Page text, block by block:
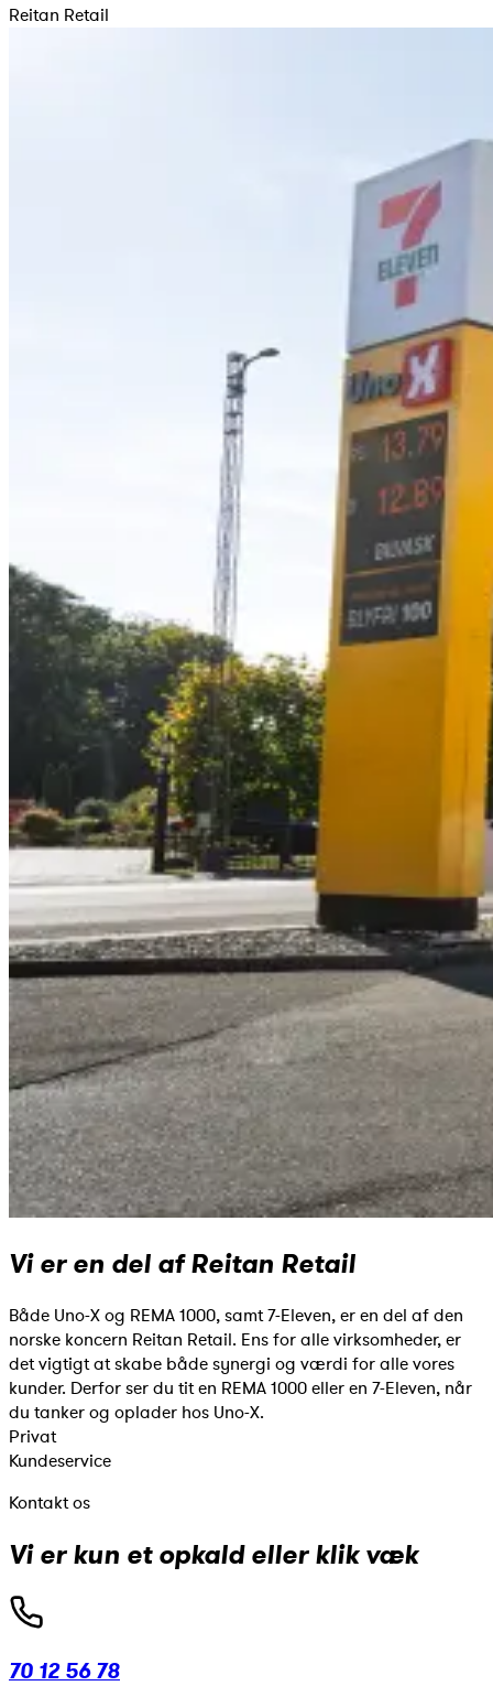
Reitan Retail
Vi er en del af Reitan Retail
Både Uno-X og REMA 1000, samt 7-Eleven, er en del af den
norske koncern Reitan Retail. Ens for alle virksomheder, er
det vigtigt at skabe både synergi og værdi for alle vores
kunder. Derfor ser du tit en REMA 1000 eller en 7-Eleven, når
du tanker og oplader hos Uno-X.
Privat
Kundeservice
Kontakt os
Vi er kun et opkald eller klik væk
70 12 56 78